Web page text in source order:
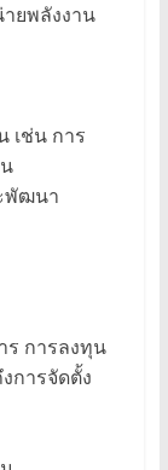
ยพลังงาน
เช่น การ
พัฒนา
ร การลงทุน
การจัดตั้ง